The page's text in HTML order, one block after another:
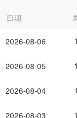
日期
2026-08-06
2026-08-05
2026-08-04
2026-08-03